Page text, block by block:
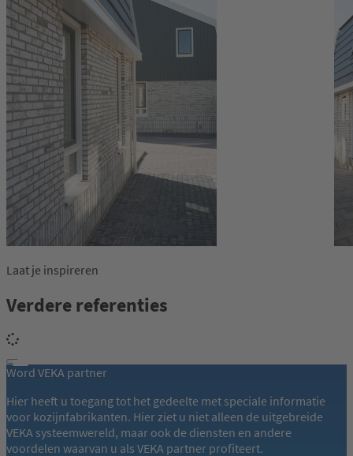
Laat je inspireren
Verdere referenties
Word VEKA partner
Hier heeft u toegang tot het gedeelte met speciale informatie
voor kozijnfabrikanten. Hier ziet u niet alleen de uitgebreide
VEKA systeemwereld, maar ook de diensten en andere
voordelen waarvan u als VEKA partner profiteert.